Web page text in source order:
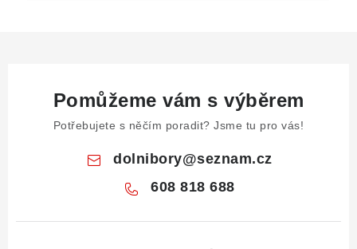
Pomůžeme vám s výběrem
Potřebujete s něčím poradit? Jsme tu pro vás!
dolnibory@seznam.cz
608 818 688